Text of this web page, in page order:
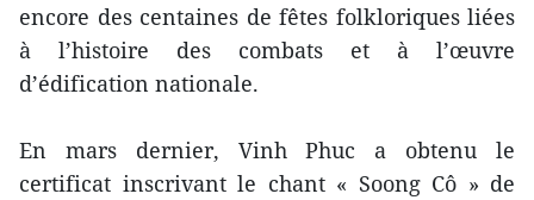
encore des centaines de fêtes folkloriques liées
à l’histoire des combats et à l’œuvre
d’édification nationale.
En mars dernier, Vinh Phuc a obtenu le
certificat inscrivant le chant « Soong Cô » de